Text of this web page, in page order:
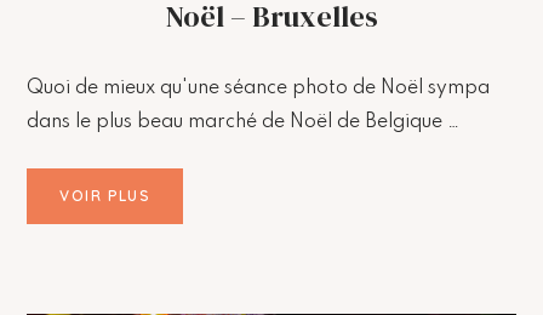
Noël – Bruxelles
Quoi de mieux qu'une séance photo de Noël sympa
dans le plus beau marché de Noël de Belgique …
VOIR PLUS